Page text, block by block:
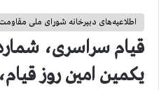
اطلاعیه‌های دبیرخانه شورای ملی مقاومت
یکمین امين روز